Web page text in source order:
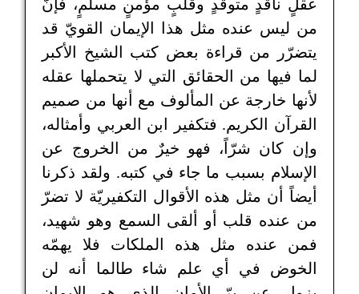
عقلٍ ناقدٍ متوقّدٍ وقلبٍ مؤمنٍ مسلّمٍ، فإنّ
من ليس عنده مثل هذا الإيمان القويّ قد
يتضرّر من قراءة بعض كتب الشيخ الأكبر
لما فيها من الحقائق التي لا يتحملها عقله
لأنها خارجة عن المألوف مع أنها من صميم
القرآن الكريم. فتكفير ابن العربي وأمثاله،
وإن كان شرّاً، فهو خيرٌ من الخروج عن
الإسلام بسبب ما جاء في كتبه. ولقد ذكرنا
أيضاً أن مثل هذه الأقوال التكفيريّة لا تضرّ
من عنده قلب أو ألقى السمع وهو شهيد،
فمن عنده مثل هذه الملكات فلا يهمّه
الخوض في أي علم شاء طالما أنه لن